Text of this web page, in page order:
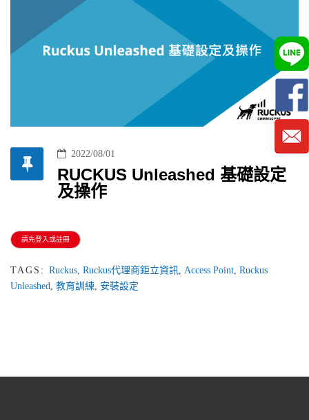
2022/08/01
RUCKUS Unleashed 基礎設定
及操作
請先登入或註冊
TAGS: Ruckus, Ruckus代理商鉅立資訊, Access Point, Ruckus
Unleashed, 教育訓練, 安裝設定